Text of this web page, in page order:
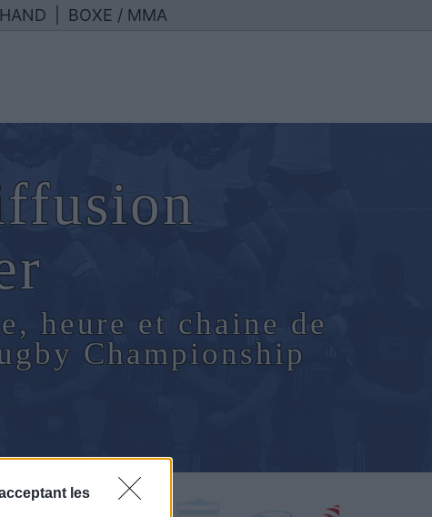
les
HAND BOXE / MMA
heure et chaine de
Championship